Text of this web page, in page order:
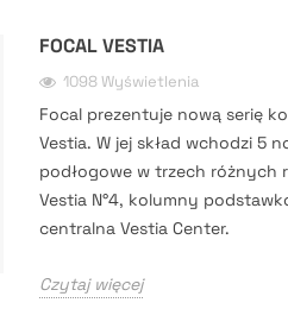
FOCAL VESTIA
1098 Wyświetlenia
Focal prezentuje nową serię
Vestia. W jej skład wchodzi 5
podłogowe w trzech różnych
Vestia N°4, kolumny
centralna Vestia Center.
Czytaj więcej